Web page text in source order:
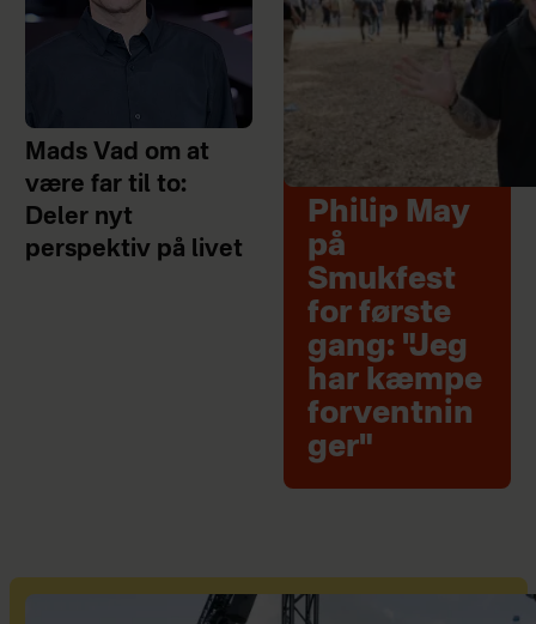
Mads Vad om at
være far til to:
Deler nyt
perspektiv på livet
Philip May
på
Smukfest
for første
gang: "Jeg
har kæmpe
forventnin
ger"